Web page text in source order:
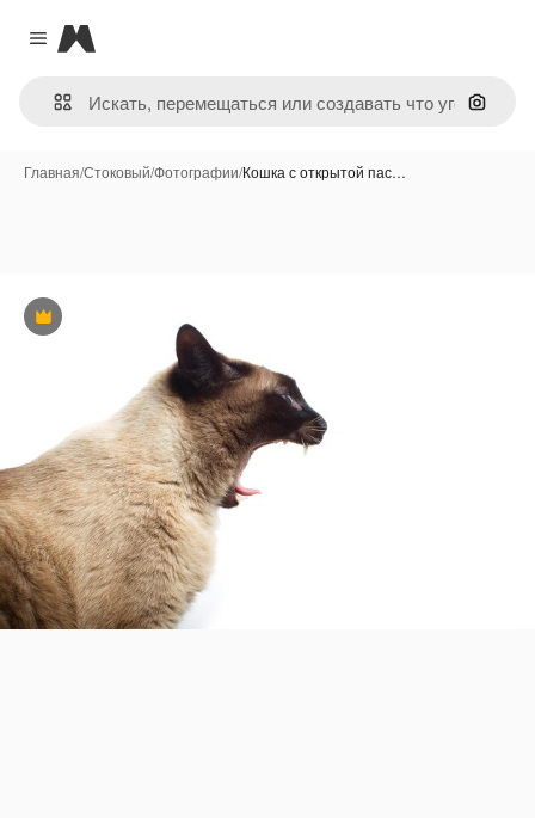
Close menu
Magnific
Поиск
Главная/Стоковый/Фотографии/Кошка с открытой пас…
Премиум